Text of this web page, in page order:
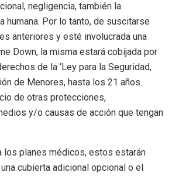
negligencia, también la
humana. Por lo tanto, de suscitarse
anteriores y esté involucrada una
Down, la misma estará cobijada por
de la ‘Ley para la Seguridad,
de Menores, hasta los 21 años.
de otras protecciones,
y/o causas de acción que tengan
los planes médicos, estos estarán
cubierta adicional opcional o el